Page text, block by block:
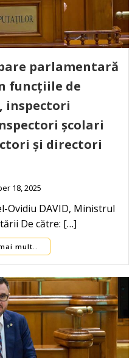
parlamentară
funcțiile de
inspectori
școlari
și directori
18, 2025
Ovidiu DAVID, Ministrul
De către: […]
mult..